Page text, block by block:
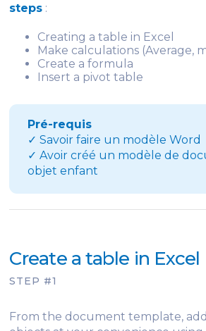
steps :
Creating a table in Excel
Make calculations (Average,
Create a formula
Insert a pivot table
Pré-requis
✓ Savoir faire un modèle Word
✓ Avoir créé un modèle de
objet enfant
Create a table in Excel
STEP #1
From the document template,